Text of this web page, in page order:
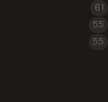
61
55
55